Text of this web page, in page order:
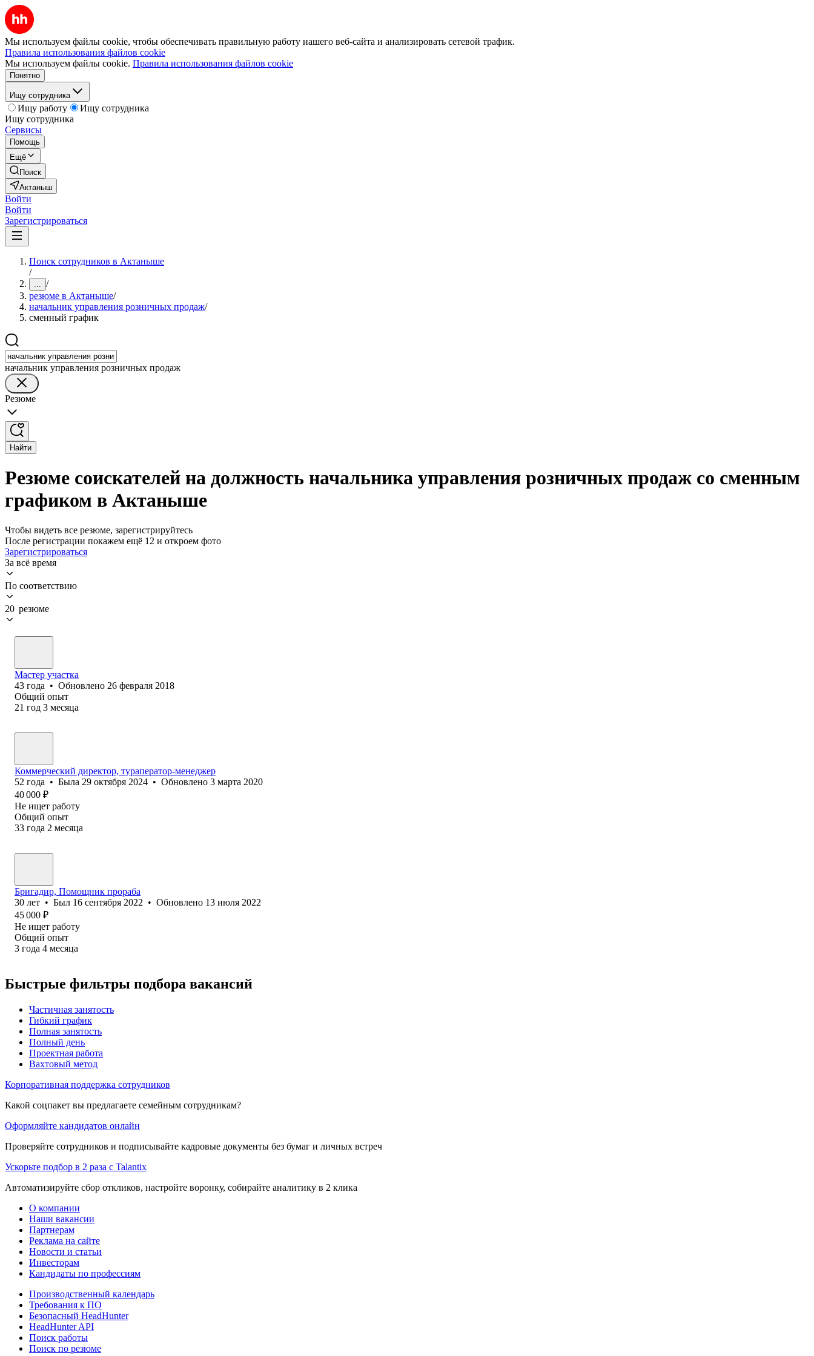
Мы используем файлы cookie, чтобы обеспечивать правильную работу нашего веб-сайта и анализировать сетевой трафик.
Правила использования файлов cookie
Мы используем файлы cookie. Правила использования файлов cookie
Понятно
Ищу сотрудника
Ищу работу
Ищу сотрудника
Ищу сотрудника
Сервисы
Помощь
Ещё
Поиск
Актаныш
Войти
Войти
Зарегистрироваться
Поиск сотрудников в Актаныше
/
... /
резюме в Актаныше/
начальник управления розничных продаж/
сменный график
начальник управления розничных продаж
Резюме
Найти
Резюме соискателей на должность начальника управления розничных продаж со сменным
графиком в Актаныше
Чтобы видеть все резюме, зарегистрируйтесь
После регистрации покажем ещё 12 и откроем фото
Зарегистрироваться
За всё время
По соответствию
20 резюме
Мастер участка
43 года • Обновлено 26 февраля 2018
Общий опыт
21 год 3 месяца
Коммерческий директор, тураператор-менеджер
52 года • Была 29 октября 2024 • Обновлено 3 марта 2020
40 000 ₽
Не ищет работу
Общий опыт
33 года 2 месяца
Бригадир, Помощник прораба
30 лет • Был 16 сентября 2022 • Обновлено 13 июля 2022
45 000 ₽
Не ищет работу
Общий опыт
3 года 4 месяца
Быстрые фильтры подбора вакансий
Частичная занятость
Гибкий график
Полная занятость
Полный день
Проектная работа
Вахтовый метод
Корпоративная поддержка сотрудников
Какой соцпакет вы предлагаете семейным сотрудникам?
Оформляйте кандидатов онлайн
Проверяйте сотрудников и подписывайте кадровые документы без бумаг и личных встреч
Ускорьте подбор в 2 раза с Talantix
Автоматизируйте сбор откликов, настройте воронку, собирайте аналитику в 2 клика
О компании
Наши вакансии
Партнерам
Реклама на сайте
Новости и статьи
Инвесторам
Кандидаты по профессиям
Производственный календарь
Требования к ПО
Безопасный HeadHunter
HeadHunter API
Поиск работы
Поиск по резюме